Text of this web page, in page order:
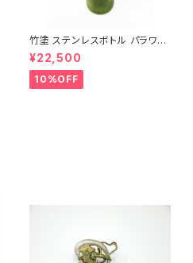
竹塗 ステンレスボトル パラワン
オオヒラタクワガタ｜漆加飾ステ
ンレスボトル
¥22,500
10%OFF